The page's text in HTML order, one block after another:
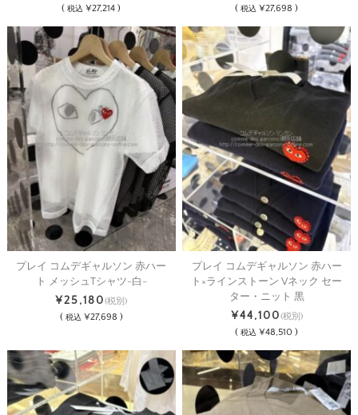
(税込 ¥27,214 ) (税込 ¥27,698 )
プレイ コムデギャルソン 赤ハー
ト メッシュTシャツ-白-
¥25,180(税別)
( 税込 ¥27,698 )
プレイ コムデギャルソン 赤ハー
ト×ラインストーン Vネック セー
ター・ニット 黒
¥44,100(税別)
(税込 ¥48,510 )